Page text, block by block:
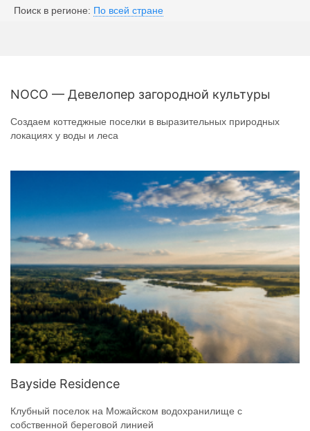
Поиск в регионе: По всей стране
NOCO — Девелопер загородной культуры
Создаем коттеджные поселки в выразительных природных
локациях у воды и леса
Bayside Residence
Клубный поселок на Можайском водохранилище с
собственной береговой линией